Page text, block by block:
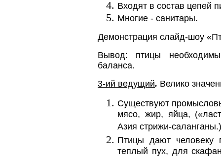
Входят в состав цепей
Многие - санитары.
Демонстрация слайд-шоу
Вывод: птицы
баланса.
3-ий ведущий. Велико
Существуют
мясо, жир, яйца,
Азия стрижи-саланганы.)
Птицы дают человеку
теплый пух, для